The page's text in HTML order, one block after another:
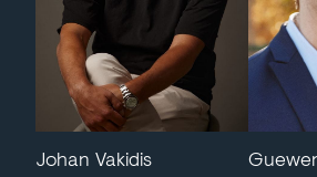
Johan Vakidis